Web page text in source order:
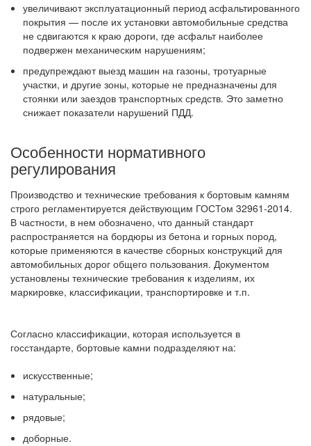
увеличивают эксплуатационный период асфальтированного
покрытия — после их установки автомобильные средства
не сдвигаются к краю дороги, где асфальт наиболее
подвержен механическим нарушениям;
предупреждают выезд машин на газоны, тротуарные
участки, и другие зоны, которые не предназначены для
стоянки или заездов транспортных средств. Это заметно
снижает показатели нарушений ПДД.
Особенности нормативного
регулирования
Производство и технические требования к бортовым камням
строго регламентируется действующим ГОСТом 32961-2014.
В частности, в нем обозначено, что данный стандарт
распространяется на бордюры из бетона и горных пород,
которые применяются в качестве сборных конструкций для
автомобильных дорог общего пользования. Документом
установлены технические требования к изделиям, их
маркировке, классификации, транспортировке и т.п.
Согласно классификации, которая используется в
госстандарте, бортовые камни подразделяют на:
искусственные;
натуральные;
рядовые;
доборные.